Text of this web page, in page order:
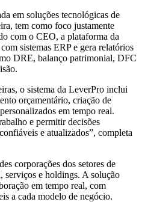
em soluções tecnológicas de
tem como foco justamente
com o CEO, a plataforma da
sistemas ERP e gera relatórios
DRE, balanço patrimonial, DFC
o sistema da LeverPro inclui
orçamentário, criação de
em tempo real.
e permitir decisões
e atualizados”, completa
corporações dos setores de
serviços e holdings. A solução
em tempo real, com
a cada modelo de negócio.